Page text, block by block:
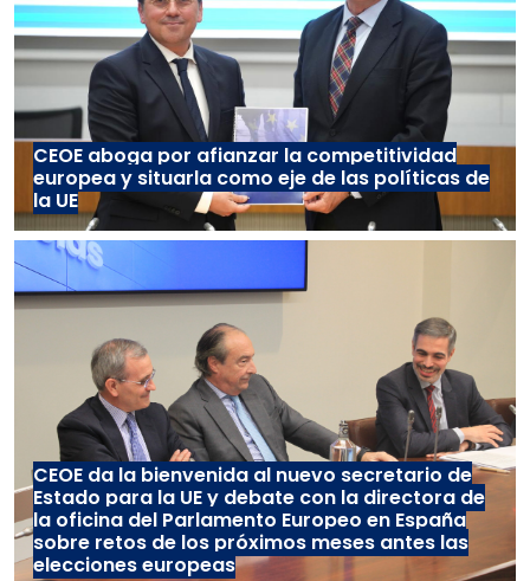
CEOE aboga por afianzar la competitividad
europea y situarla como eje de las políticas de
la UE
CEOE da la bienvenida al nuevo secretario de
Estado para la UE y debate con la directora de
la oficina del Parlamento Europeo en España
sobre retos de los próximos meses antes las
elecciones europeas